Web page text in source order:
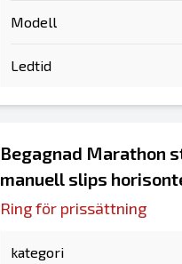
Modell
Ledtid
Begagnad Marathon
manuell slips
Ring för prissättning
kategori